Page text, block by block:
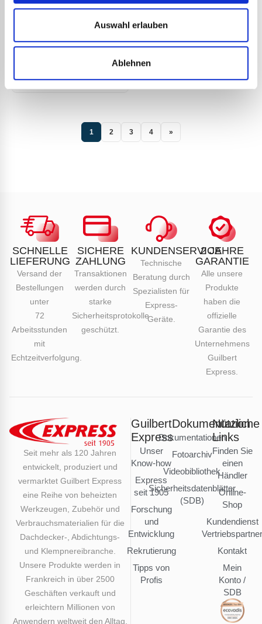
Auswahl erlauben
Ablehnen
KUPFERSTÜCK ART.-NR. 672
FÜR EXPRESS-LÖTKOLBEN
39,58€ zzgl. MwSt.
DETAILS ANSEHEN
1 2 3 4 »
SCHNELLE
LIEFERUNG
Versand der
Bestellungen
unter
72
Arbeitsstunden
mit
Echtzeitverfolgung.
SICHERE
ZAHLUNG
Transaktionen
werden durch
starke
Sicherheitsprotokolle
geschützt.
KUNDENSERVICE
Technische
Beratung durch
Spezialisten für
Express-
Geräte.
2 JAHRE
GARANTIE
Alle unsere
Produkte
haben die
offizielle
Garantie des
Unternehmens
Guilbert
Express.
Seit mehr als 120 Jahren
entwickelt, produziert und
vermarktet Guilbert Express
eine Reihe von beheizten
Werkzeugen, Zubehör und
Verbrauchsmaterialien für die
Dachdecker-, Abdichtungs-
und Klempnereibranche.
Unsere Produkte werden in
Frankreich in über 2500
Geschäften verkauft und
erleichtern Millionen von
Anwendern weltweit den Alltag.
Guilbert
Express
Unser
Know-how
Express
seit 1905
Forschung
und
Entwicklung
Rekrutierung
Tipps von
Profis
Dokumentation
Dokumentationen
Fotoarchiv
Videobibliothek
Sicherheitsdatenblätter
(SDB)
Nützliche
Links
Finden Sie
einen
Händler
Online-
Shop
Kundendienst
Kontakt
Mein
Konto /
SDB